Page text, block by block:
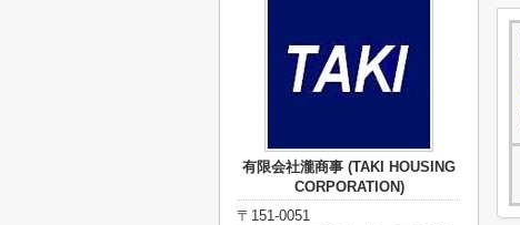
有限会社瀧商事 (TAKI HOUSING
CORPORATION)
〒151-0051